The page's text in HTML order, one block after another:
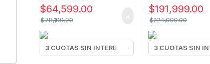
$64,599.00
$78,199.00
$191,999.00
$224,999.00